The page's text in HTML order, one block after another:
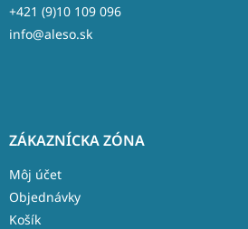
+421 (9)10 109 096
info@aleso.sk
ZÁKAZNÍCKA ZÓNA
Môj účet
Objednávky
Košík